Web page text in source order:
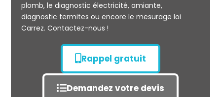
plomb, le diagnostic électricité, amiante,
diagnostic termites ou encore le mesurage loi
Carrez. Contactez-nous !
Rappel gratuit
Demandez votre devis